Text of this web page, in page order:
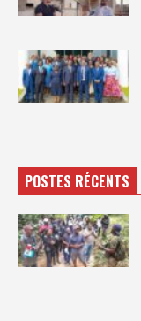
POSTES RÉCENTS